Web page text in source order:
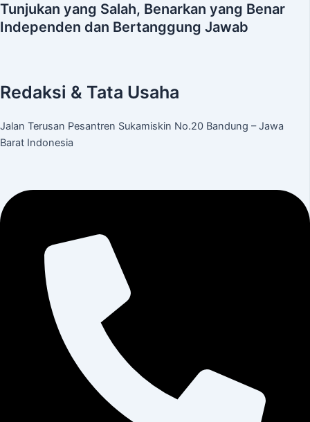
Tunjukan yang Salah, Benarkan yang Benar
Independen dan Bertanggung Jawab
Redaksi & Tata Usaha
Jalan Terusan Pesantren Sukamiskin No.20 Bandung – Jawa
Barat Indonesia